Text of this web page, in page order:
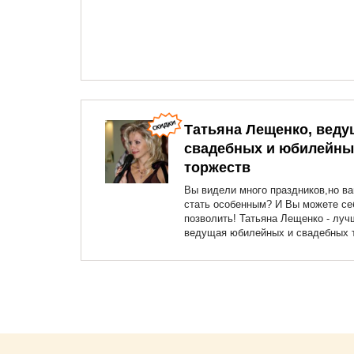
Татьяна Лещенко,
свадебных и
торжеств
Вы видели много праздников,но
стать особенным? И Вы можете
позволить! Татьяна Лещенко -
ведущая юбилейных и свадебных